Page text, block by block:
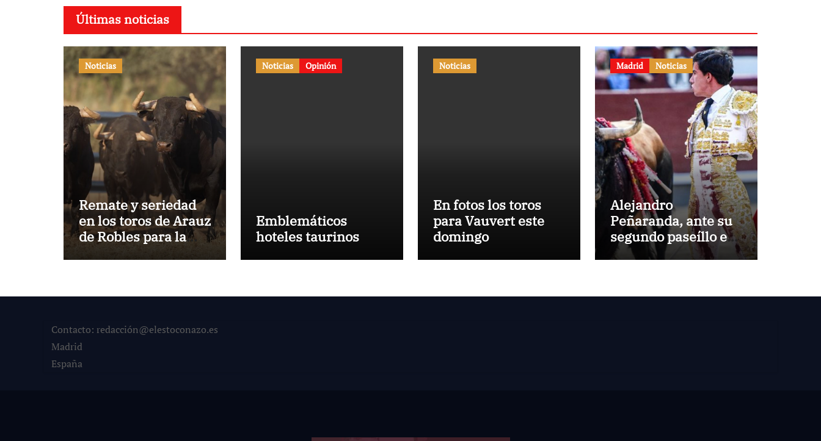
Últimas noticias
Noticias
Remate y seriedad
en los toros de Arauz
de Robles para la
despedida de Víctor
momento de Luque
Noticias Opinión
Emblemáticos
hoteles taurinos
Noticias
En fotos los toros
para Vauvert este
domingo
Madrid Noticias
Alejandro
Peñaranda, ante su
segundo paseíllo en
Las Ventas esta
Contacto: redacción@elestoconazo.es
Madrid
España